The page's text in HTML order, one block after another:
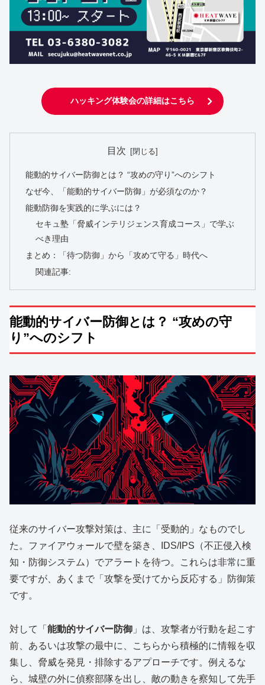
ハッキング体験会の詳細はこちら
目次
能動的サイバー防御とは？ “攻めの守り”へのシフト
なぜ今、「能動的サイバー防御」が必須なのか？
能動防御を実践的に学ぶには？
セキュ塾「脅威インテリジェンス育成コース」で学ぶ
べき理由
まとめ：「待つ防御」から「攻めて守る」時代へ
関連記事:
能動的サイバー防御とは？ “攻めの守
り”へのシフト
従来のサイバー攻撃対策は、主に「受動的」なものでし
た。ファイアウォールで壁を築き、IDS/IPS（不正侵入検
知・防御システム）でアラートを待つ。これらは非常に重
要ですが、あくまで「攻撃を受けてから反応する」防御策
です。
対して「 能動的サイバー防御 」は、攻撃者が行動を起こす
前、あるいは攻撃の最中に、こちらから積極的に情報を収
集し、脅威を発見・排除するアプローチです。例えるな
ら、城壁の外に偵察部隊を出し、敵の動きを察知して先手